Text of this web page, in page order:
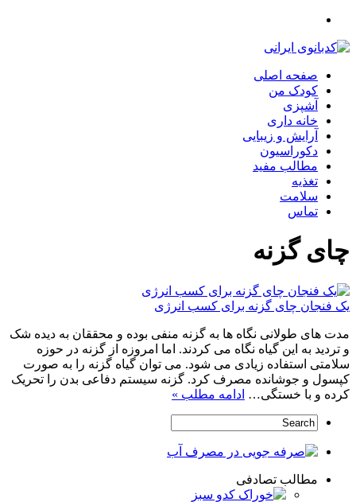
صفحه اصلی
کودک من
آشپزی
خانه داری
آرایش و زیبایی
دکوراسیون
مطالب مفید
تغذیه
سلامت
تماس
چای گزنه
یک فنجان چای گزنه برای کسب انرژی
مدت های طولانی نگاه ها به گزنه منفی بوده و محققان به دیده شک
و تردید به این گیاه نگاه می کردند. اما امروزه از گزنه در حوزه
سلامتی استفاده زیادی می شود. می توان گیاه گزنه را به صورت
کپسول و جوشانده مصرف کرد. گزنه سیستم دفاعی بدن را تحریک
کرده و با خستگی… ادامه مطلب »
مطالب تصادفی